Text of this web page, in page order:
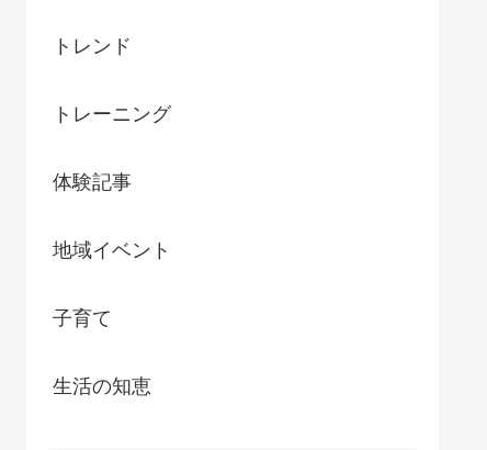
トレンド
トレーニング
体験記事
地域イベント
子育て
生活の知恵